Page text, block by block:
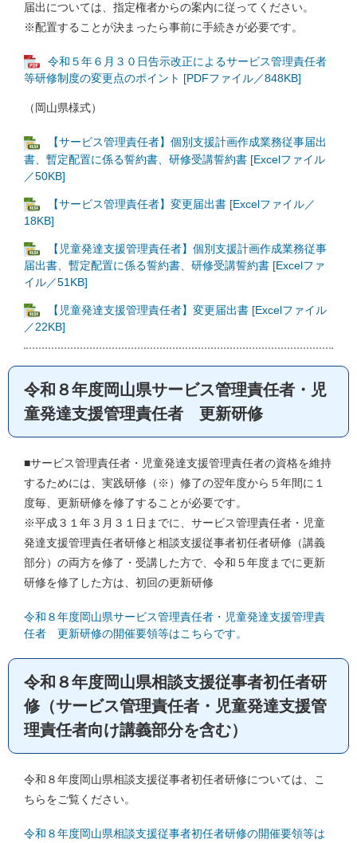
届出については、指定権者からの案内に従ってください。
※配置することが決まったら事前に手続きが必要です。
令和５年６月３０日告示改正によるサービス管理責任者
等研修制度の変更点のポイント [PDFファイル／848KB]
（岡山県様式）
【サービス管理責任者】個別支援計画作成業務従事届出
書、暫定配置に係る誓約書、研修受講誓約書 [Excelファイル
／50KB]
【サービス管理責任者】変更届出書 [Excelファイル／
18KB]
【児童発達支援管理責任者】個別支援計画作成業務従事
届出書、暫定配置に係る誓約書、研修受講誓約書 [Excelファ
イル／51KB]
【児童発達支援管理責任者】変更届出書 [Excelファイル
／22KB]
令和８年度岡山県サービス管理責任者・児
童発達支援管理責任者 更新研修
■サービス管理責任者・児童発達支援管理責任者の資格を維持
するためには、実践研修（※）修了の翌年度から５年間に１
度毎、更新研修を修了することが必要です。
※平成３１年３月３１日までに、サービス管理責任者・児童
発達支援管理責任者研修と相談支援従事者初任者研修（講義
部分）の両方を修了・受講した方で、令和５年度までに更新
研修を修了した方は、初回の更新研修
令和８年度岡山県サービス管理責任者・児童発達支援管理責
任者 更新研修の開催要領等はこちらです。
令和８年度岡山県相談支援従事者初任者研
修（サービス管理責任者・児童発達支援管
理責任者向け講義部分を含む）
令和８年度岡山県相談支援従事者初任者研修については、こ
ちらをご覧ください。
令和８年度岡山県相談支援従事者初任者研修の開催要領等は